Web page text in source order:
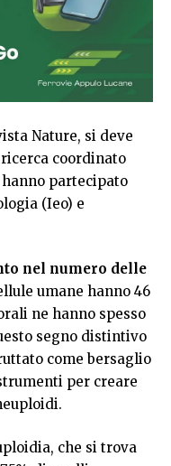
Nature, si deve
coordinato
partecipato
(Ieo) e
nel numero delle
umane hanno 46
ne hanno spesso
segno distintivo
come bersaglio
per creare
che si trova